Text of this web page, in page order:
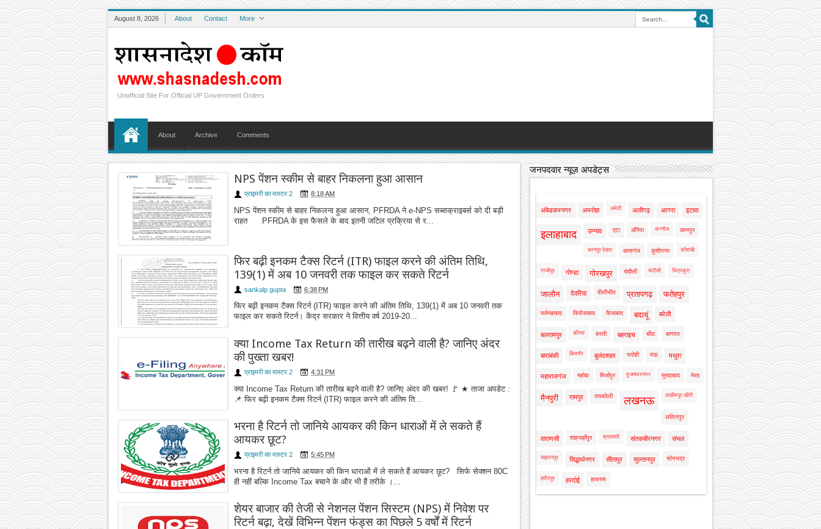
August 8, 2026 About Contact More
Unofficial Site For Official UP Government Orders
About Archive Comments
NPS पेंशन स्कीम से बाहर निकलना हुआ आसान
प्राइमरी का मास्टर 2 8:18 AM
NPS पेंशन स्कीम से बाहर निकलना हुआ आसान, PFRDA ने e-NPS सब्सक्राइबर्स को दी बड़ी
राहत PFRDA के इस फैसले के बाद इतनी जटिल प्रक्रिया से र...
फिर बढ़ी इनकम टैक्स रिटर्न (ITR) फाइल करने की अंतिम तिथि,
139(1) में अब 10 जनवरी तक फाइल कर सकते रिटर्न
sankalp gupta 6:38 PM
फिर बढ़ी इनकम टैक्स रिटर्न (ITR) फाइल करने की अंतिम तिथि, 139(1) में अब 10 जनवरी तक
फाइल कर सकते रिटर्न। केंद्र सरकार ने वित्तीय वर्ष 2019-20...
क्या Income Tax Return की तारीख बढ़ने वाली है? जानिए अंदर
की पुख्ता खबर!
प्राइमरी का मास्टर 2 4:31 PM
क्या Income Tax Return की तारीख बढ़ने वाली है? जानिए अंदर की खबर! 🚩 ★ ताजा अपडेट :
📌 फिर बढ़ी इनकम टैक्स रिटर्न (ITR) फाइल करने की अंतिम ति...
भरना है रिटर्न तो जानिये आयकर की किन धाराओं में ले सकते हैं
आयकर छूट?
प्राइमरी का मास्टर 2 5:45 PM
भरना है रिटर्न तो जानिये आयकर की किन धाराओं में ले सकते हैं आयकर छूट? सिर्फ सेक्शन 80C
ही नहीं बल्कि Income Tax बचाने के और भी हैं तरीके ।...
शेयर बाजार की तेजी से नेशनल पेंशन सिस्टम (NPS) में निवेश पर
रिटर्न बढ़ा, देखें विभिन्न पेंशन फंड्स का पिछले 5 वर्षों में रिटर्न
जनपदवार न्यूज़ अपडेट्स
अंबेडकरनगर अमरोहा अमेठी अलीगढ़ आगरा इटावा
इलाहाबाद उन्नाव एटा औरैया कन्नौज कानपुर
कानपुर देहात कासगंज कुशीनगर कौशांबी
गाजीपुर गोण्डा गोरखपुर चंदौली चंदौसी चित्रकूट
जालौन देवरिया पीलीभीत प्रतापगढ़ फतेहपुर
फर्रुखाबाद फिरोजाबाद फैजाबाद बदायूं बरेली
बलरामपुर बलिया बस्ती बहराइच बाँदा बागपत
बाराबंकी बिजनौर बुलंदशहर भदोही मऊ मथुरा
महाराजगंज महोबा मिर्जापुर मुजफ्फरनगर मुरादाबाद मेरठ
मैनपुरी रामपुर रायबरेली लखनऊ लखीमपुर खीरी
ललितपुर
वाराणसी शाहजहाँपुर श्रावस्ती संतकबीरनगर संभल
सहारनपुर सिद्धार्थनगर सीतापुर सुल्तानपुर सोनभद्र
हमीरपुर हरदोई हाथरस